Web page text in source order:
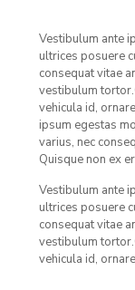
Vestibulum ante
ultrices posuere
consequat vitae
vestibulum
vehicula id,
ipsum egestas
varius, nec
Quisque non ex
Vestibulum ante
ultrices posuere
consequat vitae
vestibulum
vehicula id,